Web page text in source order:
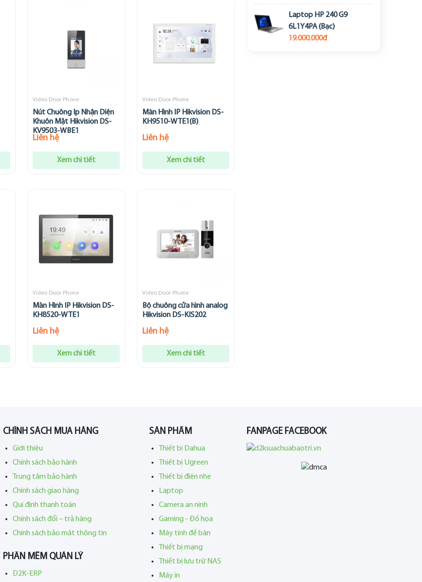
Video Door Phone
Nút Chuông Ip Nhận Diện
Khuôn Mặt Hikvision DS-
KV9503-WBE1
Liên hệ
Xem chi tiết
Video Door Phone
Màn Hình IP Hikvision DS-
KH9510-WTE1(B)
Liên hệ
Xem chi tiết
Video Door Phone
Màn Hình IP Hikvision DS-
KH8520-WTE1
Liên hệ
Xem chi tiết
Video Door Phone
Bộ chuông cửa hình analog
Hikvision DS-KIS202
Liên hệ
Xem chi tiết
Laptop HP 240 G9
6L1Y4PA (Bạc)
19.000.000đ
CHÍNH SÁCH MUA HÀNG
Giới thiệu
Chính sách bảo hành
Trung tâm bảo hành
Chính sách giao hàng
Qui định thanh toán
Chính sách đổi – trả hàng
Chính sách bảo mật thông tin
PHẦN MỀM QUẢN LÝ
D2K-ERP
SẢN PHẨM
Thiết bị Dahua
Thiết bị Ugreen
Thiết bị điện nhẹ
Laptop
Camera an ninh
Gaming - Đồ họa
Máy tính để bàn
Thiết bị mạng
Thiết bị lưu trữ NAS
Máy in
FANPAGE FACEBOOK